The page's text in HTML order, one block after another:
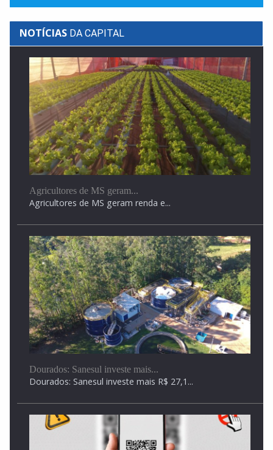
João Lucas e Walter Filho participam de entrevista...
4ª Agro Angélica
Em setembro Ivinhema será sede do Encontro de...
O publico que passar pelo evento terá a...
NOTÍCIAS
Agricultores de MS geram...
Agricultores de MS geram renda e...
Dourados: Sanesul investe mais...
Dourados: Sanesul investe mais R$ 27,1...